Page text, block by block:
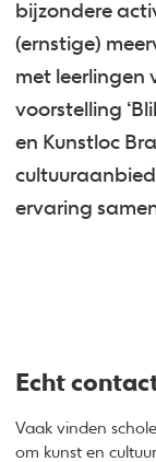
bijzondere
(ernstige)
met leerlingen
voorstelling
en Kunstloc
ervaring
Echt
Vaak vinden
om kunst en